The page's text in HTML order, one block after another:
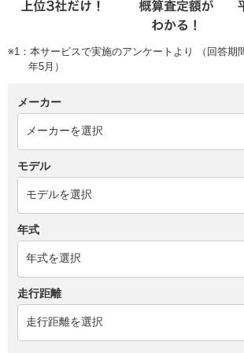
※1：本サービスで実施のアンケートより （回答期
年5月）
メーカー
モデル
年式
走行距離